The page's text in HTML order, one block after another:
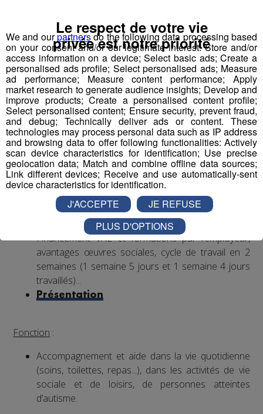
Aide Médico-Psychologique ou Aide-
Soignant diplômé ou faisant fonction
Expérience dans le handicap souhaitée, débutant
accepté.
Autre diplôme accepté : Moniteur-Educateur.
> poste à pourvoir dès que possible
Conditions:
CDI, 35h hebdomadaires, travail 1 weekend /2
(prime les dimanches travaillés)
Rémunération base conventionnelle CCN 1966,
salaire brut mensuel (indicatif de base, ancienneté
et diplôme pris en compte) : 2 000€
Mutuelle prise en charge à 90% par l’employeur
Financement VAE et formations par l’employeur,
avantages œuvres sociales, cycle de travail en 2
semaines (1 semaine 5 jours et 1 semaine 4 jours
travaillés)...
Présentation
Fonction :
Accompagnement et aide dans la vie quotidienne
(soins, toilettes, repas...), dans les activités de vie
sociale et de loisirs, de personnes atteintes
d’autisme.
We and ourpartnersdo the following data processing based
on your consent and/or our legitimate interest: Store and/or
access information on a device; Select basic ads; Create a
personalised ads profile; Select personalised ads; Measure
ad performance; Measure content performance; Apply
market research to generate audience insights; Develop and
improve products; Create a personalised content profile;
Select personalised content; Ensure security, prevent fraud,
and debug; Technically deliver ads or content. These
technologies may process personal data such as IP address
and browsing data to offer following functionalities: Actively
scan device characteristics for identification; Use precise
geolocation data; Match and combine offline data sources;
Link different devices; Receive and use automatically-sent
device characteristics for identification.
Le respect de votre vie
privée est notre priorité
J'ACCEPTE
JE REFUSE
PLUS D'OPTIONS